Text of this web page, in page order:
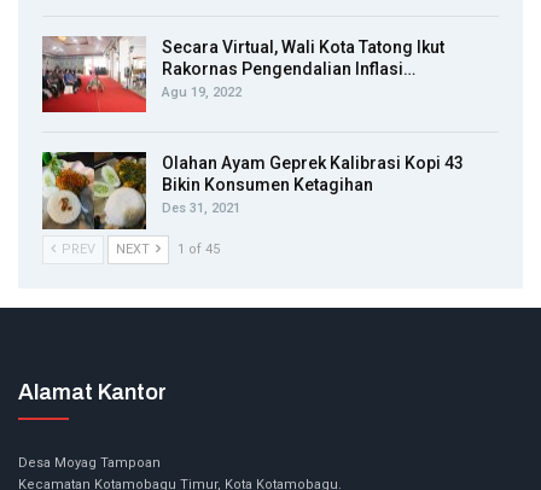
Secara Virtual, Wali Kota Tatong Ikut
Rakornas Pengendalian Inflasi…
Agu 19, 2022
Olahan Ayam Geprek Kalibrasi Kopi 43
Bikin Konsumen Ketagihan
Des 31, 2021
PREV NEXT 1 of 45
Alamat Kantor
Desa Moyag Tampoan
Kecamatan Kotamobagu Timur, Kota Kotamobagu.